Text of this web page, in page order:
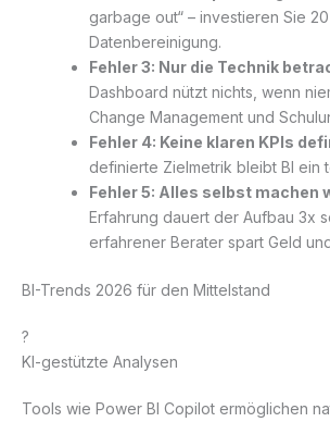
garbage out“ – investieren Sie
Datenbereinigung.
Fehler 3: Nur die Technik
Dashboard nützt nichts, wenn
Change Management und
Fehler 4: Keine klaren KPIs
definierte Zielmetrik bleibt BI ein
Fehler 5: Alles selbst machen
Erfahrung dauert der Aufbau 3x
erfahrener Berater spart Geld
BI-Trends 2026 für den Mittelstand
?
KI-gestützte Analysen
Tools wie Power BI Copilot ermöglichen